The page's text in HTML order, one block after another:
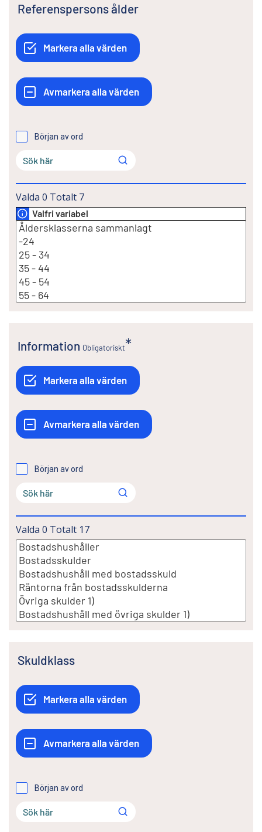
Referenspersons ålder
Början av ord
Valda 0 Totalt 7
Valfri variabel
Information Obligatoriskt
Början av ord
Valda 0 Totalt 17
Skuldklass
Början av ord